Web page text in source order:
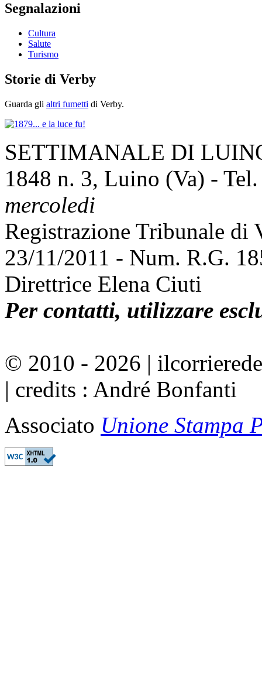
Segnalazioni
Cultura
Salute
Turismo
Storie di Verby
Guarda gli altri fumetti di Verby.
SETTIMANALE DI
1848 n. 3, Luino (Va) -
mercoledi
Registrazione Tribunale di
23/11/2011 - Num. R.G.
Direttrice Elena Ciuti
Per contatti, utilizzare
© 2010 - 2026 |
| credits : André Bonfanti
Associato Unione Stampa